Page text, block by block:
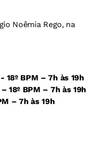
Noêmia Rego, na
- 18º BPM – 7h às 19h
– 18º BPM – 7h às 19h
– 7h às 19h